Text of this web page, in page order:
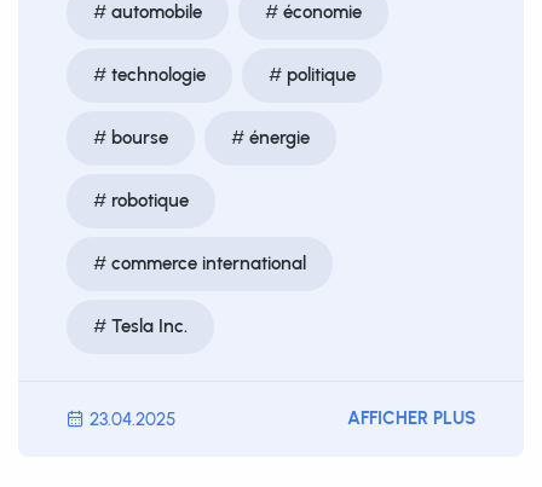
automobile économie
technologie politique
bourse énergie
robotique
commerce international
Tesla Inc.
23.04.2025 AFFICHER PLUS